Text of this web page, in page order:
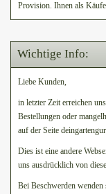
Provision. Ihnen als
Wichtige Info:
Liebe Kunden,
in letzter Zeit erreichen
Bestellungen oder
auf der Seite
Dies ist eine andere
uns ausdrücklich von
Bei Beschwerden